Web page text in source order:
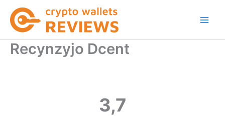
content
Recynzyjo Dcent
3,7